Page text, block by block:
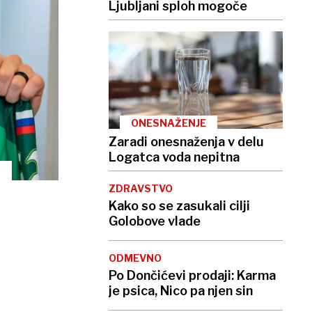
Ljubljani sploh mogoče
ONESNAŽENJE
Zaradi onesnaženja v delu
Logatca voda nepitna
ZDRAVSTVO
Kako so se zasukali cilji
Golobove vlade
ODMEVNO
Po Dončićevi prodaji: Karma
je psica, Nico pa njen sin